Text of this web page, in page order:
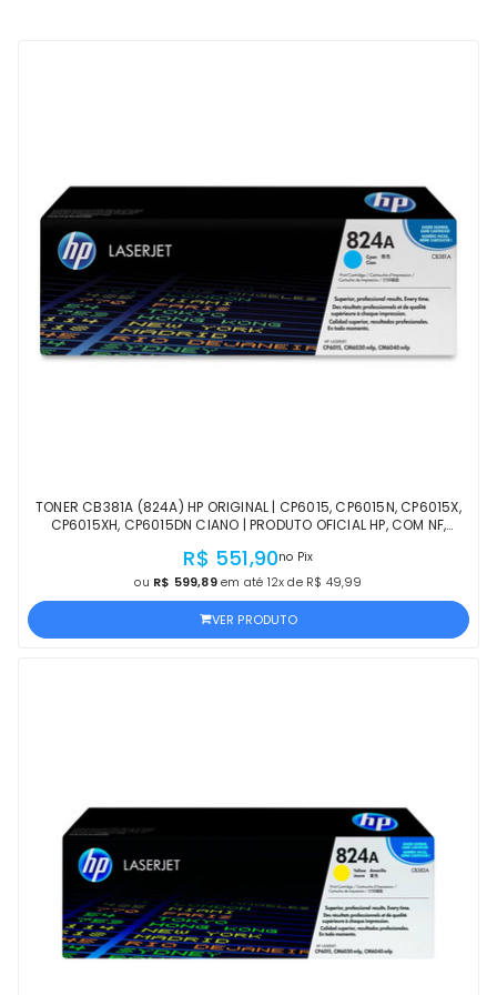
TONER CB381A (824A) HP ORIGINAL | CP6015, CP6015N, CP6015X,
CP6015XH, CP6015DN CIANO | PRODUTO OFICIAL HP, COM NF,
R$ 551,90no Pix
ou R$ 599,89em até 12x de R$ 49,99
VER PRODUTO